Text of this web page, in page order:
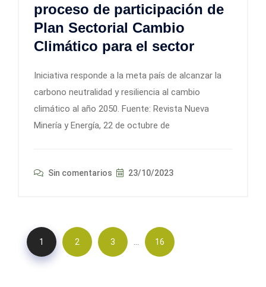
proceso de participación de
Plan Sectorial Cambio
Climático para el sector
Iniciativa responde a la meta país de alcanzar la
carbono neutralidad y resiliencia al cambio
climático al año 2050. Fuente: Revista Nueva
Minería y Energía, 22 de octubre de
Sin comentarios 23/10/2023
1 2 3 16